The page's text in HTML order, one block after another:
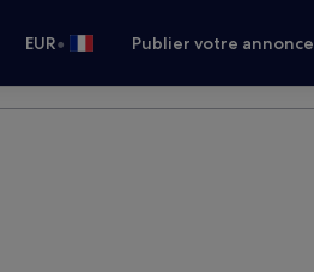
EUR• Publier votre annonce